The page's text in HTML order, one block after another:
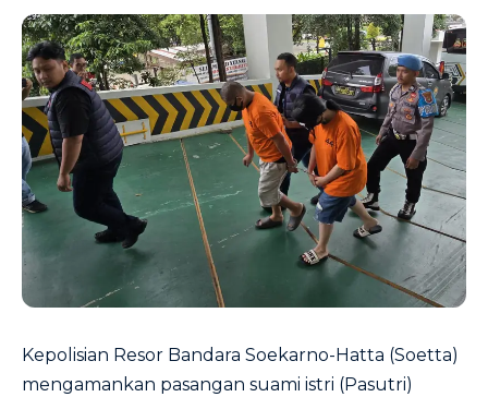
Kepolisian Resor Bandara Soekarno-Hatta (Soetta)
mengamankan pasangan suami istri (Pasutri)